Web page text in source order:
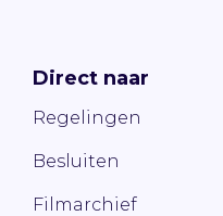
Direct naar
Regelingen
Besluiten
Filmarchief